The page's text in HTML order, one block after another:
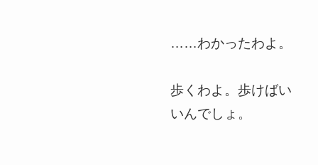
……わかったわよ。
歩くわよ。歩けばい
いんでしょ。